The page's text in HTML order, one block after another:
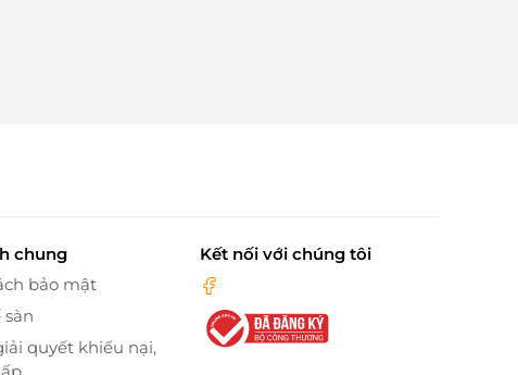
chung
bảo mật
sàn
quyết khiếu nại,
Kết nối với chúng tôi